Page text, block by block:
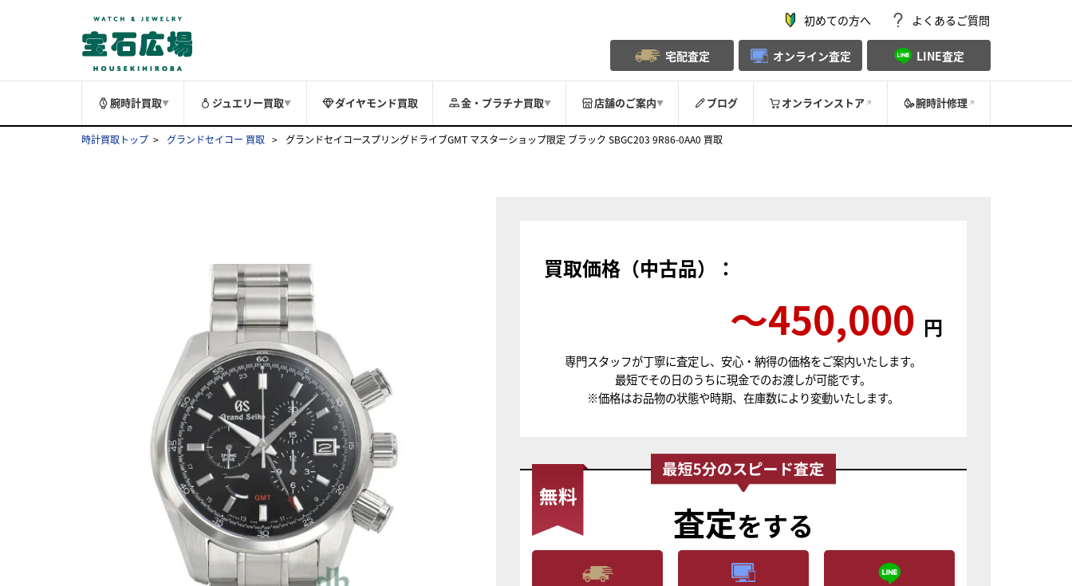
初めての方へ よくあるご質問
宅配査定 オンライン査定 LINE査定
腕時計買取▼ ジュエリー買取▼ ダイヤモンド買取 金・プラチナ買取▼ 店舗のご案内▼ ブログ オンラインストア 腕時計修理
時計買取トップ グランドセイコー 買取 グランドセイコースプリングドライブGMT マスターショップ限定 ブラック SBGC203 9R86-0AA0 買取
買取価格（中古品）：
〜450,000 円
専門スタッフが丁寧に査定し、安心・納得の価格をご案内いたします。
最短でその日のうちに現金でのお渡しが可能です。
※価格はお品物の状態や時期、在庫数により変動いたします。
査定をする